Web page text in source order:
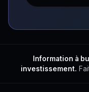
Information à
investissement.